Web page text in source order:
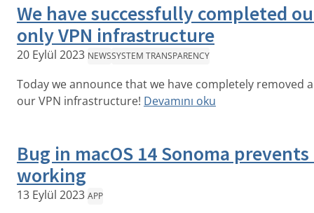
We have successfully completed
only VPN infrastructure
20 Eylül 2023 NEWSSYSTEM TRANSPARENCY
Today we announce that we have completely removed
our VPN infrastructure! Devamını oku
Bug in macOS 14 Sonoma
working
13 Eylül 2023 APP